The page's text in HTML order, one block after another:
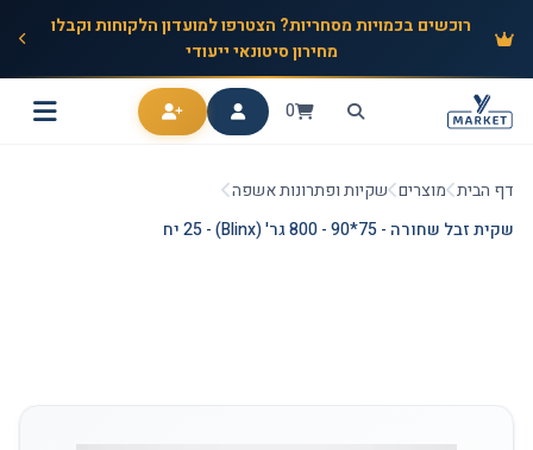
רוכשים בכמויות מסחריות? הצטרפו למועדון הלקוחות וקבלו
מחירון סיטונאי ייעודי
0
דף הבית מוצרים שקיות ופתרונות אשפה
שקית זבל שחורה - 75*90 - 800 גר' (Blinx) - 25 יח